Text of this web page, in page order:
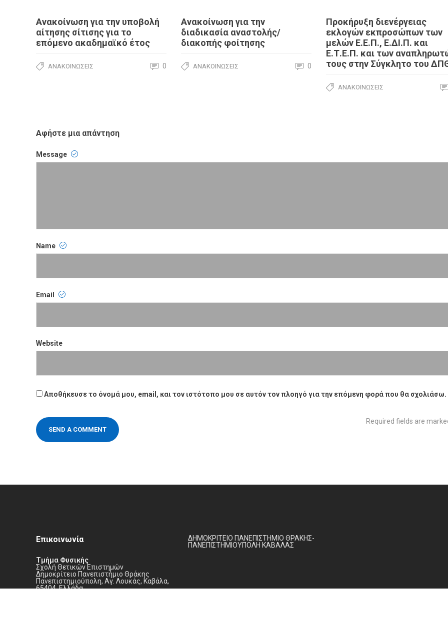
Ανακοίνωση για την υποβολή
αίτησης σίτισης για το
επόμενο ακαδημαϊκό έτος
ΑΝΑΚΟΙΝΏΣΕΙΣ 0
Ανακοίνωση για την
διαδικασία αναστολής/
διακοπής φοίτησης
ΑΝΑΚΟΙΝΏΣΕΙΣ 0
Προκήρυξη διενέργειας
εκλογών εκπροσώπων των
μελών Ε.Ε.Π., Ε.ΔΙ.Π. και
Ε.Τ.Ε.Π. και των
τους στην Σύγκλητο του
ΑΝΑΚΟΙΝΏΣΕΙΣ
Αφήστε μια απάντηση
Message
Name
Email
Website
Αποθήκευσε το όνομά μου, email, και τον ιστότοπο μου σε αυτόν τον πλοηγό για την επόμενη φορά που θα σχολιάσω.
Required fields are
Επικοινωνία
Τμήμα Φυσικής
Σχολή Θετικών Επιστημών
Δημοκρίτειο Πανεπιστήμιο Θράκης
Πανεπιστημιούπολη, Αγ. Λουκάς, Καβάλα,
65404, Ελλάδα
ΔΗΜΟΚΡΙΤΕΙΟ ΠΑΝΕΠΙΣΤΗΜΙΟ ΘΡΑΚΗΣ-
ΠΑΝΕΠΙΣΤΗΜΙΟΥΠΟΛΗ ΚΑΒΑΛΑΣ